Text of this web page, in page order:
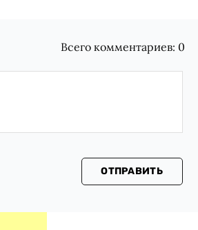
Всего комментариев: 0
ОТПРАВИТЬ